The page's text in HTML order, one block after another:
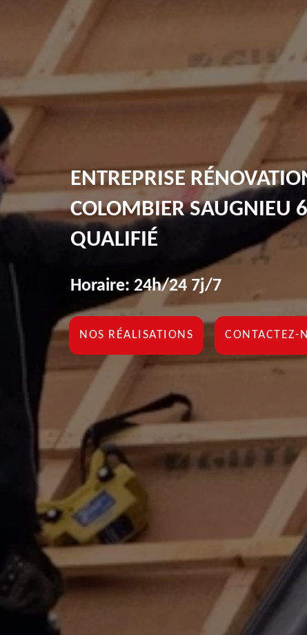
ENTREPRISE
COLOMBIER SAUGNIEU
QUALIFIÉ
Horaire: 24h/24 7j/7
NOS RÉALISATIONS CONTACTEZ-